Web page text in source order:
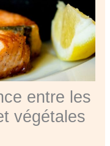
entre les
végétales